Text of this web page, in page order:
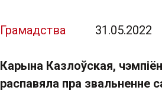
Грамадства 31.05.2022
Карына Казлоўская,
распавяла пра звальненне